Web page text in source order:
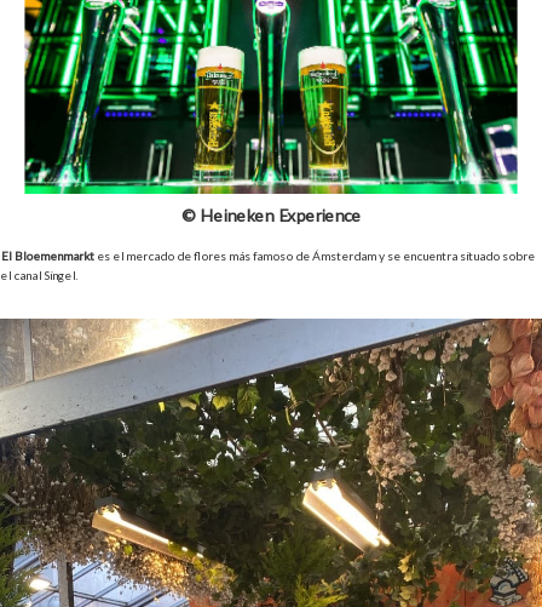
© Heineken Experience
El Bloemenmarkt es el mercado de flores más famoso de Ámsterdam y se encuentra situado sobre
el canal Singel.